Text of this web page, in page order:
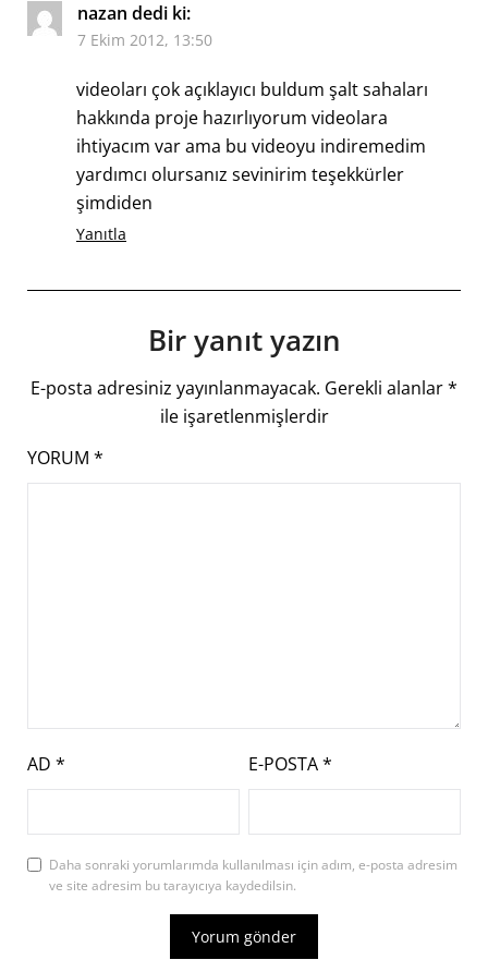
nazan dedi ki:
7 Ekim 2012, 13:50
videoları çok açıklayıcı buldum şalt sahaları
hakkında proje hazırlıyorum videolara
ihtiyacım var ama bu videoyu indiremedim
yardımcı olursanız sevinirim teşekkürler
şimdiden
Yanıtla
Bir yanıt yazın
E-posta adresiniz yayınlanmayacak. Gerekli alanlar*
ile işaretlenmişlerdir
YORUM *
AD * E-POSTA*
Daha sonraki yorumlarımda kullanılması için adım, e-posta adresim
ve site adresim bu tarayıcıya kaydedilsin.